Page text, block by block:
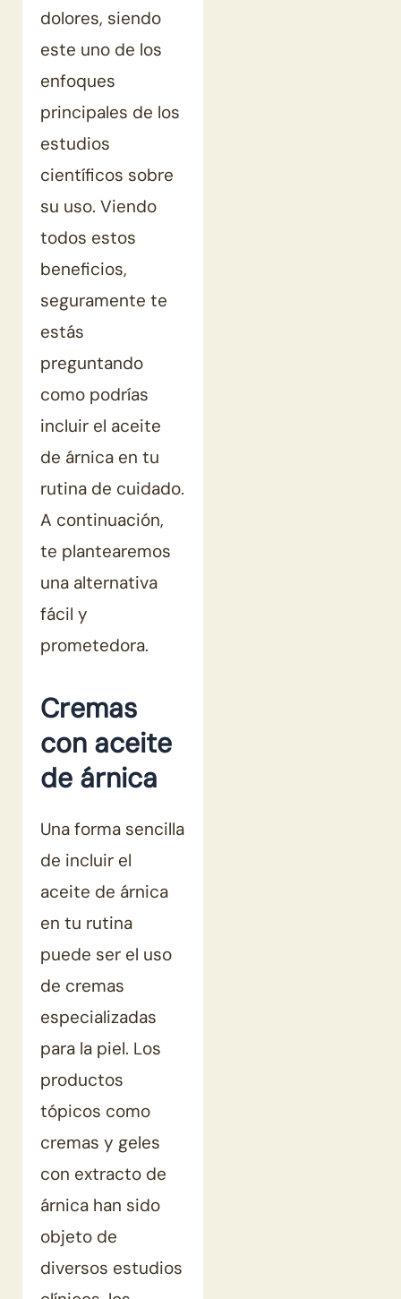
dolores, siendo
este uno de los
enfoques
principales de los
estudios
científicos sobre
su uso. Viendo
todos estos
beneficios,
seguramente te
estás
preguntando
como podrías
incluir el aceite
de árnica en tu
rutina de cuidado.
A continuación,
te plantearemos
una alternativa
fácil y
prometedora.
Cremas
con aceite
de árnica
Una forma sencilla
de incluir el
aceite de árnica
en tu rutina
puede ser el uso
de cremas
especializadas
para la piel. Los
productos
tópicos como
cremas y geles
con extracto de
árnica han sido
objeto de
diversos estudios